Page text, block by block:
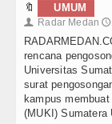
🔖 UMUM
👤 Radar Medan 🕔
rencana
Universitas
surat
kampus
(MUKI) Sumatera